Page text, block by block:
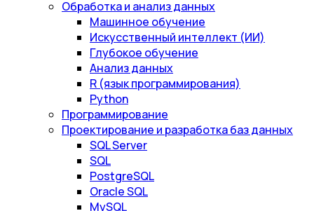
Обработка и анализ данных
Машинное обучение
Искусственный интеллект (ИИ)
Глубокое обучение
Анализ данных
R (язык программирования)
Python
Программирование
Проектирование и разработка баз данных
SQL Server
SQL
PostgreSQL
Oracle SQL
MySQL